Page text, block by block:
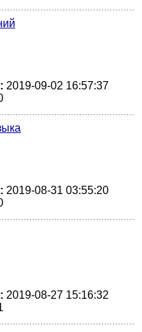
2019-09-02 16:57:37
2019-08-31 03:55:20
2019-08-27 15:16:32